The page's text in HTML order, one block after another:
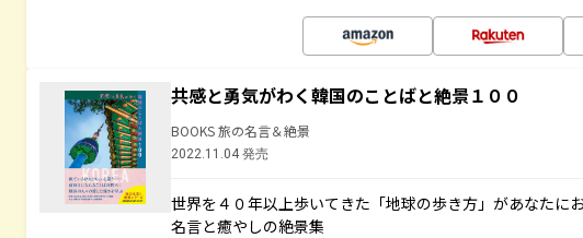
共感と勇気がわく韓国のことばと絶景１００
BOOKS 旅の名言＆絶景
2022.11.04 発売
世界を４０年以上歩いてきた「地球の歩き方」があなたに
名言と癒やしの絶景集